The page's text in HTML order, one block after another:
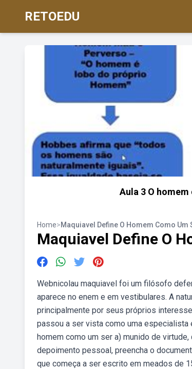
RETOEDU
Aula 3 O
Home>Maquiavel Define O Homem Como Um
Maquiavel Define O
Webnicolau maquiavel foi um filósofo
aparece no enem e em vestibulares. A
principalmente por seus próprios
passou a ser vista como uma especialista
homem como um ser a) munido de
depoimento pessoal, preencha o
que começa a ser escrito em meados de